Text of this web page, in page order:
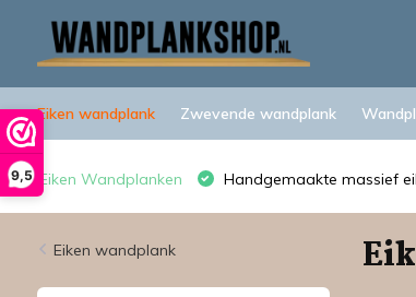
9,5
Eiken wandplank Zwevende wandplank
Eiken Wandplanken Handgemaakte massief
Eiken wandplank